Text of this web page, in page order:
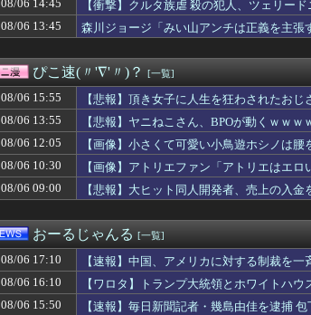
【海外の反応】高市首相「外国人に対してフレンドリー
【閲覧注意】麻薬カルテルに処刑される男「待って！
DSで遊んだゲームで一番の神ゲーは
【悲報】横浜DeNAベイスターズの選手写真、geminiｗｗ
ドラッグストア勤務中。カード払いの商品を現金で返金
食いつくし系の彼女に冷めたので別れようと思うんだけ
RUELLE、女性誌メディア『arweb』にて新作アクティブ
韓国の飲食店で「こぼれたビールを再提供？」…衝撃映
【日向坂46】公式からの注意喚起、ヤフートップに掲載
【外国人公務員】三重県、ぱよくマスコミの総攻撃に屈
【速報】かっこいいアスリート調査 1位 中村敬斗（サッ
『あ～〇〇ねぇ～』みたいな言い回しが嫌い。彼女が言
Lパチスロ 革命機ヴァルヴレイヴ2の公式スマホゲームア
【速報】堂本光一さん、左目のコンタクトが曇ってしま
お姫様だっこを夢見る肥満な私、プールである子供達に
【画像】オタク「実際にプレイしたらわかるけどライザ
海外「嘘だろ」4千万円を恐喝した日本人の手口に海外び
08/06 14:45
【衝撃】クルタ族虐 殺の犯人、ツェリー
08/06 13:45
森川ジョージ「みい山アンチは正義を主
ぴこ速(〃'∇'〃)？ [一覧]
08/06 15:55
【悲報】頂き女子に人生を狂わされたお
08/06 13:55
【悲報】ヤニねこさん、BPOが動くｗｗｗ
08/06 12:05
【画像】小さくて可愛い小鳥遊ホシノは
08/06 10:30
【画像】アトリエファン「アトリエはエ
08/06 09:00
【悲報】大ヒット同人開発者、売上の入
おーるじゃんる [一覧]
08/06 17:10
【速報】中国、アメリカに対する制裁を一
08/06 16:10
【ワロタ】トランプ大統領とホワイトハ
が必要」
08/06 15:50
【速報】毎日新聞記者・幾島由佳を逮捕